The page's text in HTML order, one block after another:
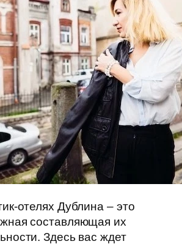
отелях Дублина – это
составляющая их
Здесь вас ждет